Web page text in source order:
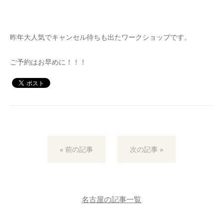
昨年大人気でキャンセル待ちも出たワークショップです。
ご予約はお早めに！！！
« 前の記事 次の記事 »
名古屋の記事一覧